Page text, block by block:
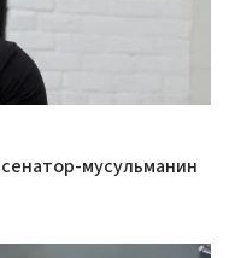
мусульманин